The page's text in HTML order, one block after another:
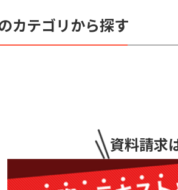
カテゴリから探す
資料請求